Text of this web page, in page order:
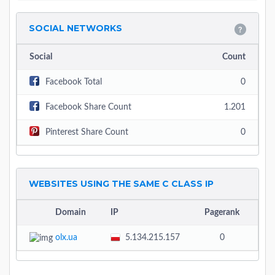
SOCIAL NETWORKS
Social Count
Facebook Total 0
Facebook Share Count 1.201
Pinterest Share Count 0
WEBSITES USING THE SAME C CLASS IP
Domain IP Pagerank
olx.ua 5.134.215.157 0